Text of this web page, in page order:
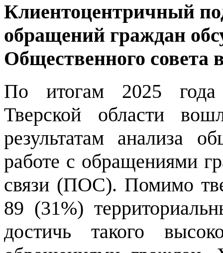
Клиентоцентричный
обращений граждан
Общественного совета
По итогам 2025 года
Тверской области
результатам анализа
работе с обращениями
связи (ПОС). Помимо
89 (31%)
достичь такого